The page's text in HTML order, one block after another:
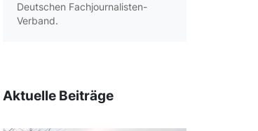
Deutschen Fachjournalisten-
Verband.
Aktuelle Beiträge